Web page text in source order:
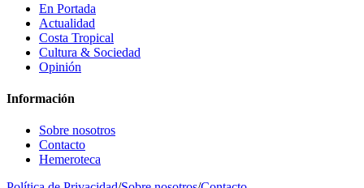
En Portada
Actualidad
Costa Tropical
Cultura & Sociedad
Opinión
Información
Sobre nosotros
Contacto
Hemeroteca